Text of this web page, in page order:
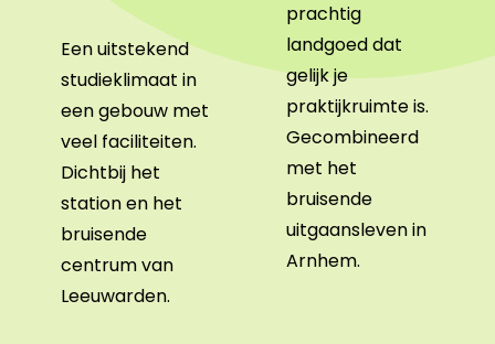
Een uitstekend
studieklimaat in
een gebouw met
veel faciliteiten.
Dichtbij het
station en het
bruisende
centrum van
Leeuwarden.
prachtig
landgoed dat
gelijk je
praktijkruimte is.
Gecombineerd
met het
bruisende
uitgaansleven in
Arnhem.